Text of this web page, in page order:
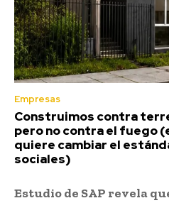
Empresas
Construimos contra
pero no contra el fuego
quiere cambiar el
sociales)
Estudio de SAP revela